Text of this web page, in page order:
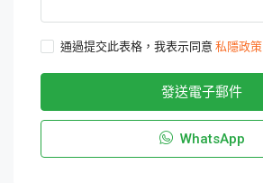
通過提交此表格，我表示同意 私隱政策
發送電子郵件
WhatsApp